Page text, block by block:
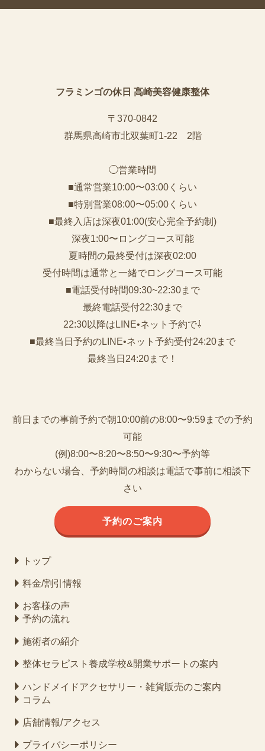
フラミンゴの休日 高崎美容健康整体
〒370-0842
群馬県高崎市北双葉町1-22 2階
◯営業時間
■通常営業10:00〜03:00くらい
■特別営業08:00〜05:00くらい
■最終入店は深夜01:00(安心完全予約制)
深夜1:00〜ロングコース可能
夏時間の最終受付は深夜02:00
受付時間は通常と一緒でロングコース可能
■電話受付時間09:30~22:30まで
️最終電話受付22:30まで
22:30以降はLINE•ネット予約で⇩
■最終当日予約のLINE•ネット予約受付24:20まで
最終当日24:20まで！
前日までの事前予約で朝10:00前の8:00〜9:59までの予約
可能
(例)8:00〜8:20〜8:50〜9:30〜予約等
わからない場合、予約時間の相談は電話で事前に相談下
さい
予約のご案内
トップ
料金/割引情報
お客様の声
予約の流れ
施術者の紹介
整体セラピスト養成学校&開業サポートの案内
ハンドメイドアクセサリー・雑貨販売のご案内
コラム
店舗情報/アクセス
プライバシーポリシー